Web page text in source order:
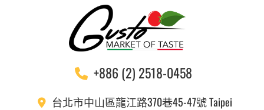
+886 (2) 2518-0458
台北市中山區龍江路370巷45-47號 Taipei